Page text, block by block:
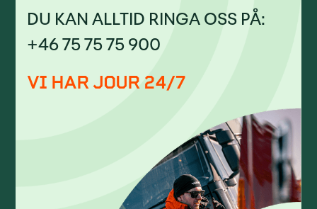
DU KAN ALLTID RINGA OSS PÅ:
+46 75 75 75 900
VI HAR JOUR 24/7